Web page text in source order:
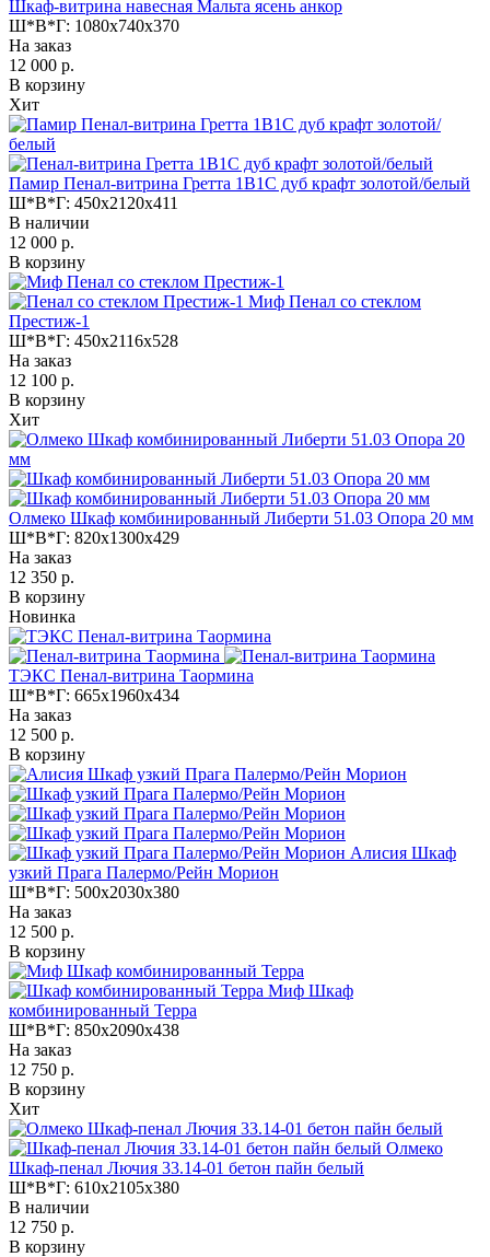
Шкаф-витрина навесная Мальта ясень анкор
Ш*В*Г: 1080x740x370
На заказ
12 000 р.
В корзину
Хит
Памир Пенал-витрина Гретта 1В1С дуб крафт золотой/белый
Ш*В*Г: 450x2120x411
В наличии
12 000 р.
В корзину
Миф Пенал со стеклом
Престиж-1
Ш*В*Г: 450x2116x528
На заказ
12 100 р.
В корзину
Хит
Олмеко Шкаф комбинированный Либерти 51.03 Опора 20 мм
Ш*В*Г: 820x1300x429
На заказ
12 350 р.
В корзину
Новинка
ТЭКС Пенал-витрина Таормина
Ш*В*Г: 665x1960x434
На заказ
12 500 р.
В корзину
Алисия Шкаф
узкий Прага Палермо/Рейн Морион
Ш*В*Г: 500x2030x380
На заказ
12 500 р.
В корзину
Миф Шкаф
комбинированный Терра
Ш*В*Г: 850x2090x438
На заказ
12 750 р.
В корзину
Хит
Олмеко
Шкаф-пенал Лючия 33.14-01 бетон пайн белый
Ш*В*Г: 610x2105x380
В наличии
12 750 р.
В корзину